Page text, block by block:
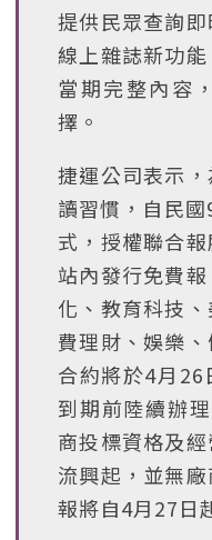
提供民眾查詢
線上雜誌新功
當期完整內容
擇。
捷運公司表示
讀習慣，自民
式，授權聯合
站內發行免費
化、教育科技
費理財、娛樂
合約將於4月26
到期前陸續辦
商投標資格及
流興起，並無
報將自4月27日